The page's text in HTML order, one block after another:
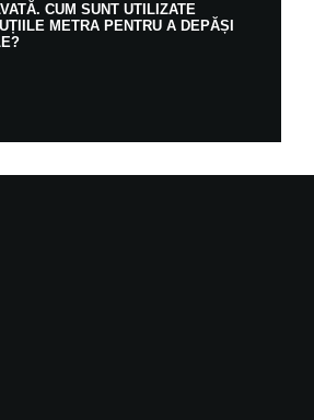
CUM SUNT UTILIZATE
METRA PENTRU A DEPĂȘI